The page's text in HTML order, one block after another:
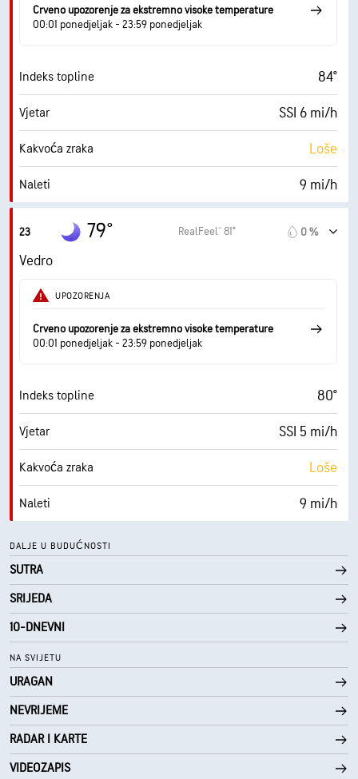
Pokrivenost oblacima
Baza oblaka 30000 ft
Crveno upozorenje za ekstremno visoke temperature
00:01 ponedjeljak - 23:59 ponedjeljak
Indeks topline 84°
Vjetar SSI 6 mi/h
Kakvoća zraka Loše
Naleti 9 mi/h
Točka orošavanja
AccuLumen Brightness Index™
Pokrivenost oblacima
Baza oblaka 30000 ft
23 79° RealFeel® 81° 0 %
Vedro
UPOZORENJA
Crveno upozorenje za ekstremno visoke temperature
00:01 ponedjeljak - 23:59 ponedjeljak
Indeks topline 80°
Vjetar SSI 5 mi/h
Kakvoća zraka Loše
Naleti 9 mi/h
Točka orošavanja 67° F
AccuLumen Brightness Index™ 0 (Tamno)
Pokrivenost oblacima 2 %
Vidljivost 10 mi
Baza oblaka 30000 ft
DALJE U BUDUĆNOSTI
SUTRA
SRIJEDA
10-DNEVNI
NA SVIJETU
URAGAN
NEVRIJEME
RADAR I KARTE
VIDEOZAPIS